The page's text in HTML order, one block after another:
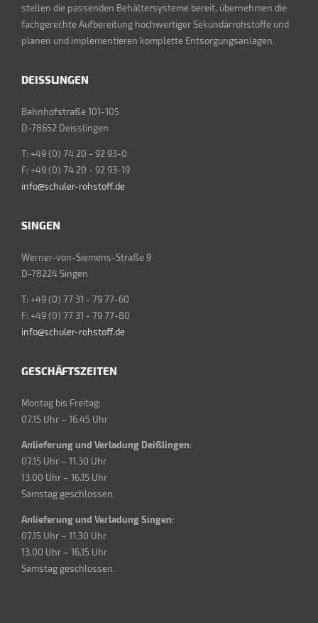
stellen die passenden Behältersysteme bereit, übernehmen die
fachgerechte Aufbereitung hochwertiger Sekundärrohstoffe und
planen und implementieren komplette Entsorgungsanlagen.
DEISSLINGEN
Bahnhofstraße 101-105
D-78652 Deisslingen
T: +49 (0) 74 20 - 92 93-0
F: +49 (0) 74 20 - 92 93-19
info@schuler-rohstoff.de
SINGEN
Werner-von-Siemens-Straße 9
D-78224 Singen
T: +49 (0) 77 31 - 79 77-60
F: +49 (0) 77 31 - 79 77-80
info@schuler-rohstoff.de
GESCHÄFTSZEITEN
Montag bis Freitag:
07.15 Uhr – 16.45 Uhr
Anlieferung und Verladung Deißlingen:
07.15 Uhr – 11.30 Uhr
13.00 Uhr – 16.15 Uhr
Samstag geschlossen.
Anlieferung und Verladung Singen:
07.15 Uhr – 11.30 Uhr
13.00 Uhr – 16.15 Uhr
Samstag geschlossen.